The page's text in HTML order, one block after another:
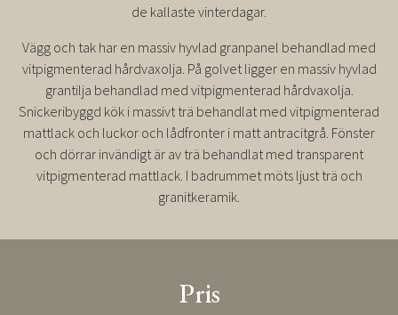
de kallaste vinterdagar.
Vägg och tak har en massiv hyvlad granpanel behandlad med
vitpigmenterad hårdvaxolja. På golvet ligger en massiv hyvlad
grantilja behandlad med vitpigmenterad hårdvaxolja.
Snickeribyggd kök i massivt trä behandlat med vitpigmenterad
mattlack och luckor och lådfronter i matt antracitgrå. Fönster
och dörrar invändigt är av trä behandlat med transparent
vitpigmenterad mattlack. I badrummet möts ljust trä och
granitkeramik.
Pris